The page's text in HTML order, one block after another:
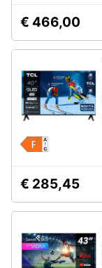
€ 466,00
€ 285,45